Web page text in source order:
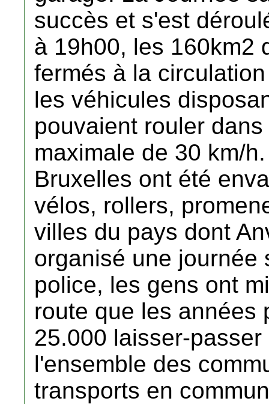
succès et s'est
à 19h00, les 160km2
fermés à la
les véhicules
pouvaient rouler
maximale de 30 km/
Bruxelles ont été
vélos, rollers,
villes du pays dont
organisé une journée
police, les gens ont
route que les années
25.000 laisser-
l'ensemble des
transports en